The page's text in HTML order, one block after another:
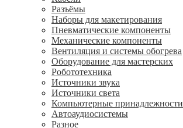
Разъёмы
Наборы для макетирования
Пневматические компоненты
Механические компоненты
Вентиляция и системы обогрева
Оборудование для мастерских
Робототехника
Источники звука
Источники света
Компьютерные принадлежности
Автоаудиосистемы
Разное